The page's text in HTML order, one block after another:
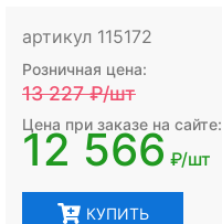
артикул 115172
Розничная цена:
13 227₽/шт
Цена при заказе на сайте:
12 566 ₽/шт
КУПИТЬ